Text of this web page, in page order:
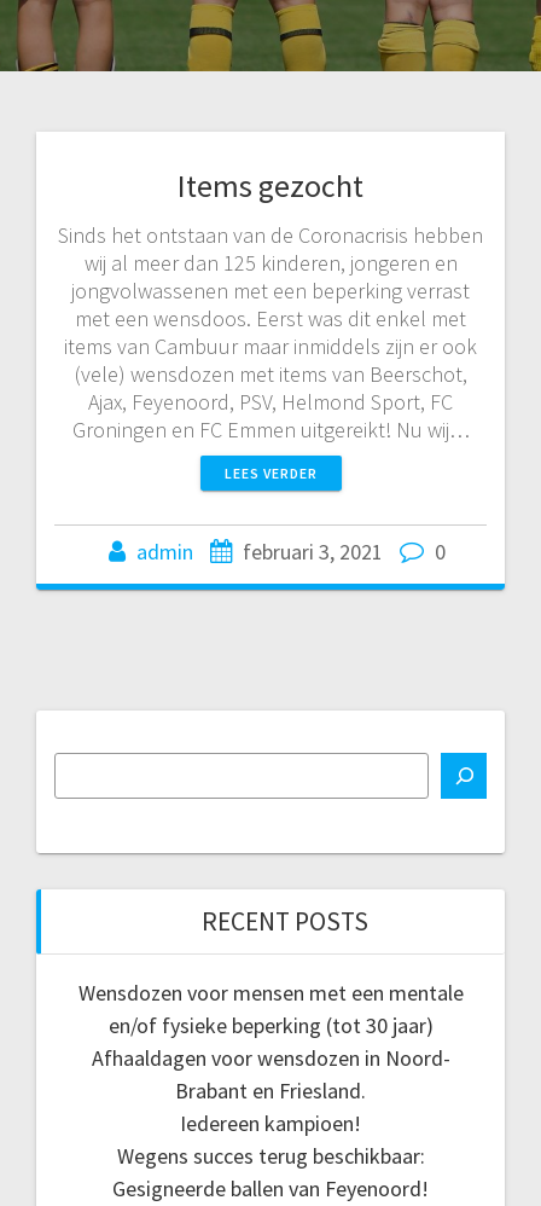
Items gezocht
Sinds het ontstaan van de Coronacrisis hebben
wij al meer dan 125 kinderen, jongeren en
jongvolwassenen met een beperking verrast
met een wensdoos. Eerst was dit enkel met
items van Cambuur maar inmiddels zijn er ook
(vele) wensdozen met items van Beerschot,
Ajax, Feyenoord, PSV, Helmond Sport, FC
Groningen en FC Emmen uitgereikt! Nu wij…
LEES VERDER
admin februari 3, 2021 0
RECENT POSTS
Wensdozen voor mensen met een mentale
en/of fysieke beperking (tot 30 jaar)
Afhaaldagen voor wensdozen in Noord-
Brabant en Friesland.
Iedereen kampioen!
Wegens succes terug beschikbaar:
Gesigneerde ballen van Feyenoord!